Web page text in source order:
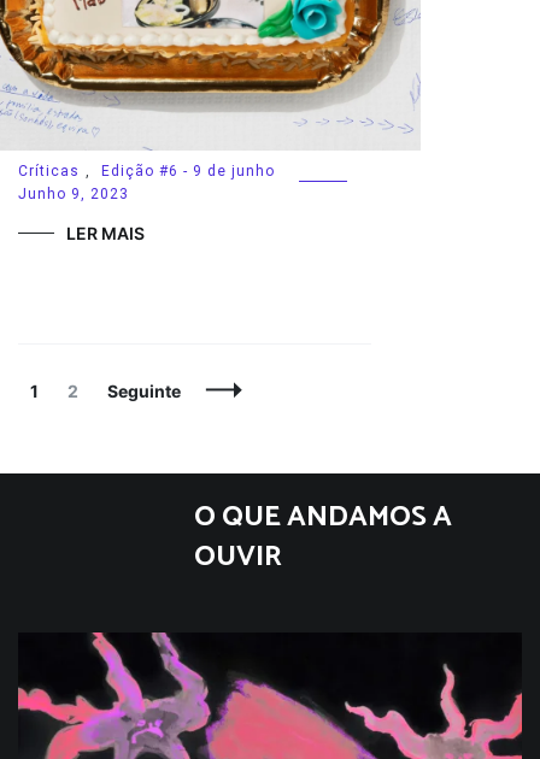
Críticas ,
Edição #6 - 9 de junho
Junho 9, 2023
LER MAIS
Navegação
Página
1 Página
2 Seguinte
O QUE ANDAMOS A
OUVIR